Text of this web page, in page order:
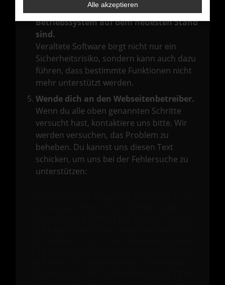
Stelle sicher, dass dein Browser und dein
Betriebssystem auf dem neuesten Stand
sind.
Veraltete Software birgt nicht nur ein
Sicherheitsrisiko, sondern kann auch dazu
führen, dass bestimmte Funktionen nicht
mehr unterstützt werden.
Wende dich an den Webseitenbetreiber.
Wenn du alle oben genannten Schritte
versucht hast, kontaktiere uns bitte. Wir
werden versuchen, das Problem zu
beheben. Du kannst uns diesen Text
schicken, um uns bei der Fehlersuche zu
unterstützen:
Alle akzeptieren